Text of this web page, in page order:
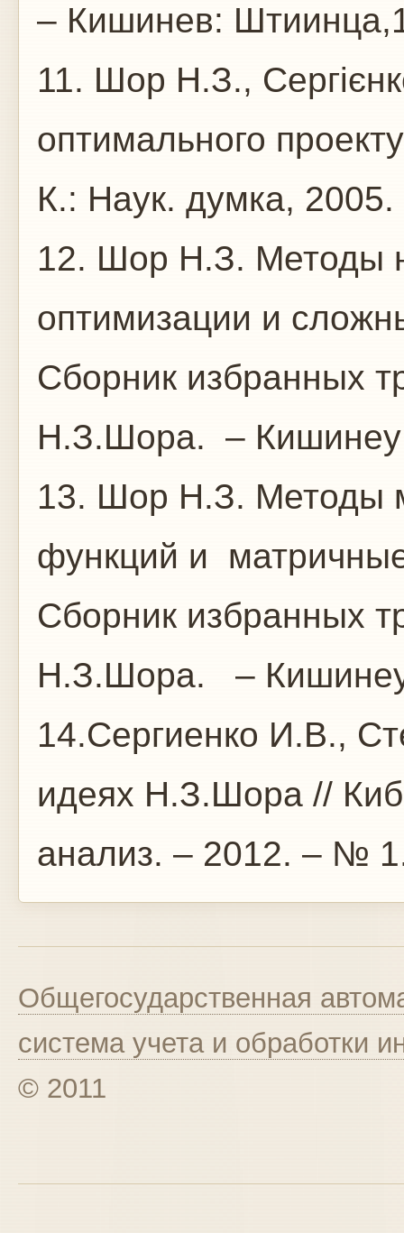
– Кишинев:
11. Шор Н.З.,
оптимального
К.: Наук. думка, 2005.
12. Шор Н.З. Методы
оптимизации и
Сборник избранных
Н.З.Шора. –
13. Шор Н.З. Методы
функций и
Сборник избранных
Н.З.Шора. –
14.Сергиенко И.В.,
идеях Н.З.Шора //
анализ. – 2012. – №
Общегосударственная
система учета и обработки
© 2011